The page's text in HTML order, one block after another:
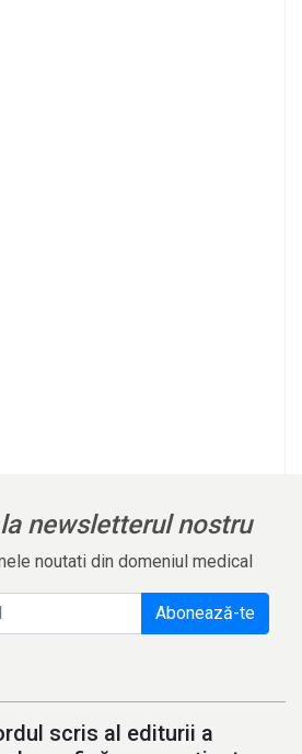
newsletterul nostru
noutati din domeniul medical
Abonează-te
scris al editurii a